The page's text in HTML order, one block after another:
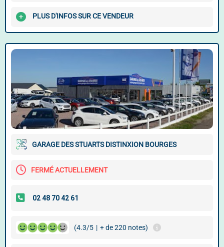
PLUS D'INFOS SUR CE VENDEUR
GARAGE DES STUARTS DISTINXION BOURGES
FERMÉ ACTUELLEMENT
(4.3/5 | + de 220 notes)